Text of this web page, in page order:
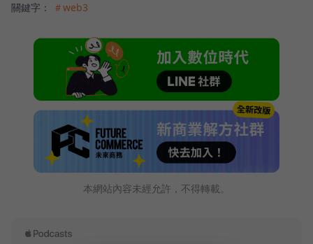
關鍵字： ＃web3
本網站內容未經允許，不得轉載。